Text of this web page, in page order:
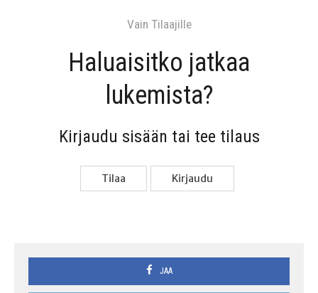
Vain Tilaa­jil­le
Haluai­sit­ko jat­kaa
lukemista?
Kir­jau­du sisään tai tee tilaus
Tilaa Kir­jau­du
JAA